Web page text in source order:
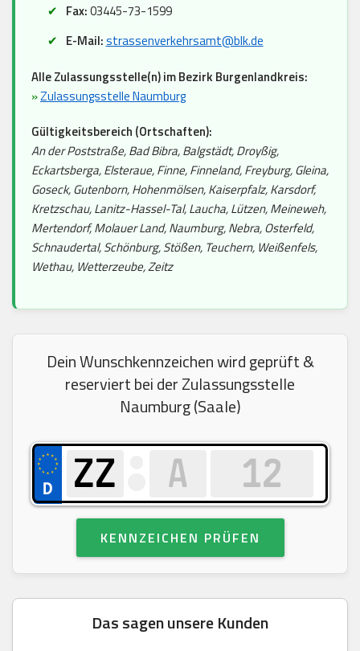
Fax:03445-73-1599
E-Mail:strassenverkehrsamt@blk.de
Alle Zulassungsstelle(n) im Bezirk Burgenlandkreis:
»Zulassungsstelle Naumburg
Gültigkeitsbereich (Ortschaften):
An der Poststraße, Bad Bibra, Balgstädt, Droyßig,
Eckartsberga, Elsteraue, Finne, Finneland, Freyburg, Gleina,
Goseck, Gutenborn, Hohenmölsen, Kaiserpfalz, Karsdorf,
Kretzschau, Lanitz-Hassel-Tal, Laucha, Lützen, Meineweh,
Mertendorf, Molauer Land, Naumburg, Nebra, Osterfeld,
Schnaudertal, Schönburg, Stößen, Teuchern, Weißenfels,
Wethau, Wetterzeube, Zeitz
Dein Wunschkennzeichen wird geprüft &
reserviert bei der Zulassungsstelle
Naumburg (Saale)
KENNZEICHEN PRÜFEN
Das sagen unsere Kunden